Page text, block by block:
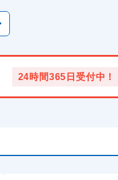
24時間365日受付中！